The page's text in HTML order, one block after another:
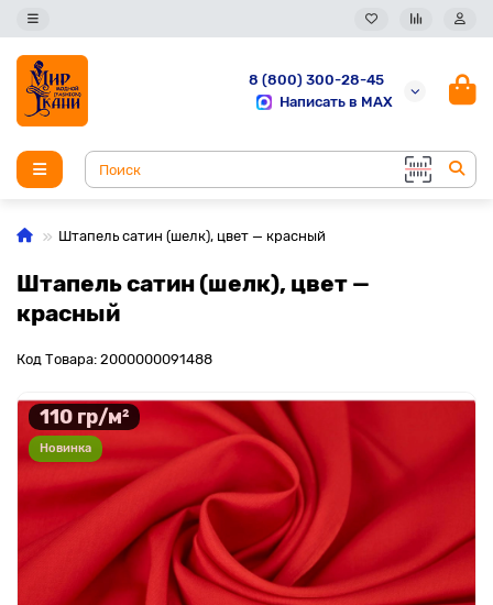
8 (800) 300-28-45
Написать в MAX
Штапель сатин (шелк), цвет — красный
Штапель сатин (шелк), цвет —
красный
Код Товара: 2000000091488
110 гр/м²
Новинка